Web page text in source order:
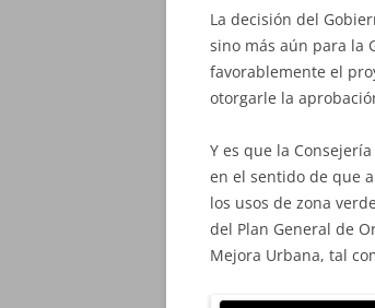
La decisión del
sino más aún para la
favorablemente el
otorgarle la
Y es que la
en el sentido de que
los usos de zona
del Plan General de
Mejora Urbana, tal